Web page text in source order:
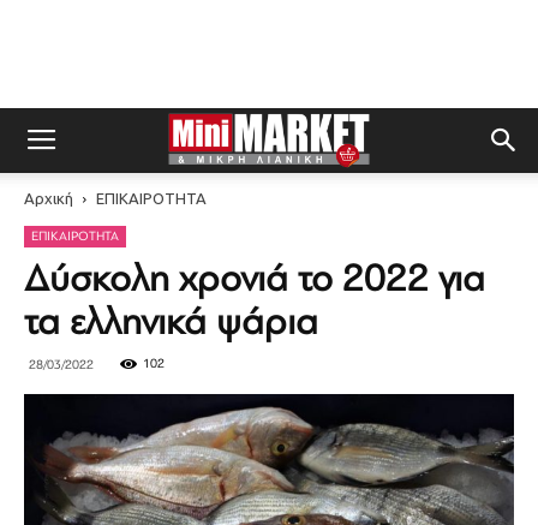
Αρχική ΕΠΙΚΑΙΡΟΤΗΤΑ
ΕΠΙΚΑΙΡΟΤΗΤΑ
Δύσκολη χρονιά το 2022 για
τα ελληνικά ψάρια
28/03/2022 102